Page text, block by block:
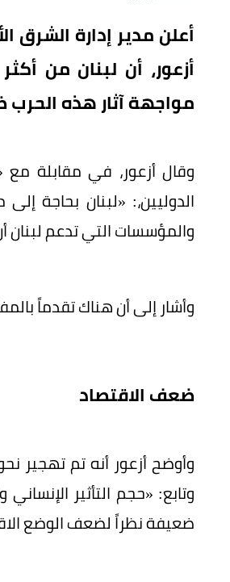
أعلن مدير إدارة
أزعور، أن لبنان من
مواجهة آثار هذه
الدوليين،: «لبنان بحاجة
والمؤسسات التي تدعم لبنان
وأشار إلى أن هناك تقدماً
ضعف الاقتصاد
وتابع: «حجم التأثير
ضعيفة نظراً لضعف الوضع